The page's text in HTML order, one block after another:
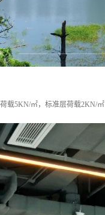
载5KN/㎡，标准层荷载2KN/㎡